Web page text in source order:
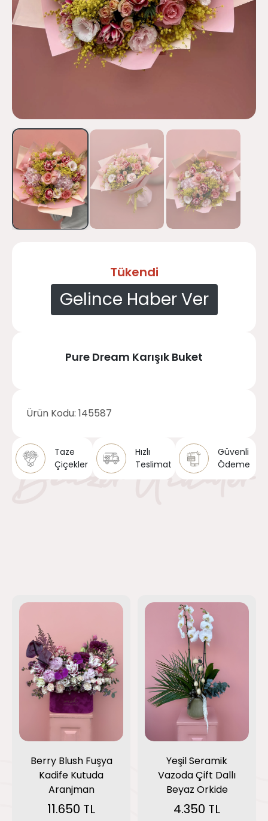
Tükendi
Gelince Haber Ver
Pure Dream Karışık Buket
Ürün Kodu: 145587
Taze
Çiçekler
Hızlı
Teslimat
Güvenli
Ödeme
Berry Blush Fuşya
Kadife Kutuda
Aranjman
11.650 TL
Yeşil Seramik
Vazoda Çift Dallı
Beyaz Orkide
4.350 TL